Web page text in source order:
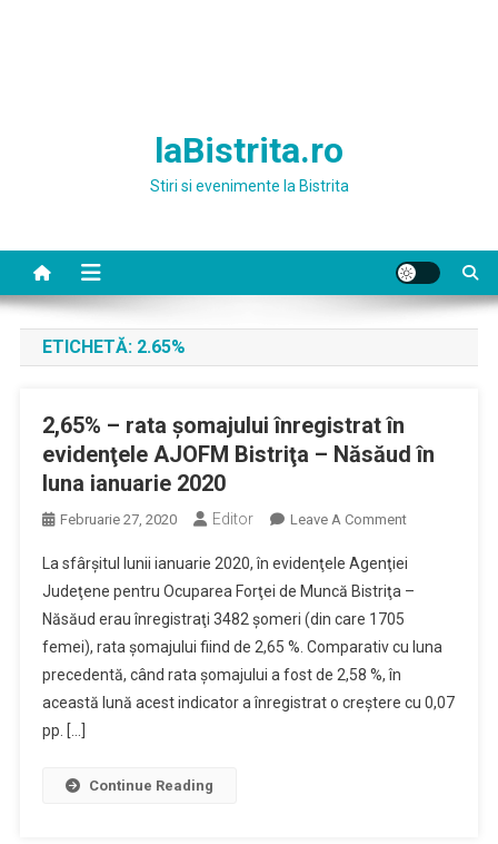
laBistrita.ro
Stiri si evenimente la Bistrita
ETICHETĂ: 2.65%
2,65% – rata şomajului înregistrat în
evidenţele AJOFM Bistriţa – Năsăud în
luna ianuarie 2020
Februarie 27, 2020 Editor Leave A CommentOn
–
Rata
Înregistrat
Evidenţele
La sfârşitul lunii ianuarie 2020, în evidenţele Agenţiei
Judeţene pentru Ocuparea Forţei de Muncă Bistriţa –
Năsăud erau înregistraţi 3482 şomeri (din care 1705
femei), rata şomajului fiind de 2,65 %. Comparativ cu luna
precedentă, când rata şomajului a fost de 2,58 %, în
această lună acest indicator a înregistrat o creştere cu 0,07
pp. […]
Continue Reading